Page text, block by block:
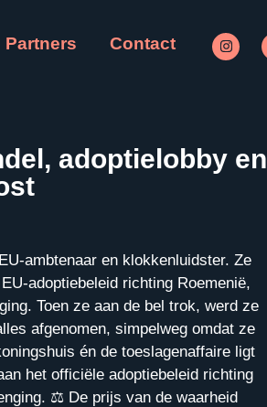
Partners Contact
adoptielobby en
ambtenaar en klokkenluidster. Ze
adoptiebeleid richting Roemenië,
Toen ze aan de bel trok, werd ze
afgenomen, simpelweg omdat ze
én de toeslagenaffaire ligt
het officiële adoptiebeleid richting
⚖️ De prijs van de waarheid